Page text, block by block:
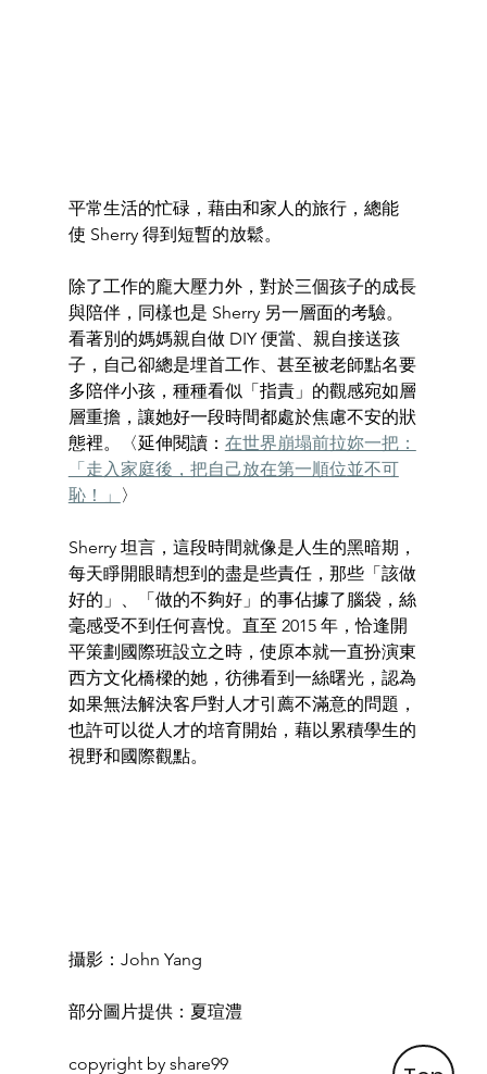
平常生活的忙碌，藉由和家人的旅行，總能
使 Sherry 得到短暫的放鬆。
除了工作的龐大壓力外，對於三個孩子的成長
與陪伴，同樣也是 Sherry 另一層面的考驗。
看著別的媽媽親自做 DIY 便當、親自接送孩
子，自己卻總是埋首工作、甚至被老師點名要
多陪伴小孩，種種看似「指責」的觀感宛如層
層重擔，讓她好一段時間都處於焦慮不安的狀
態裡。〈延伸閱讀： 在世界崩塌前拉妳一把：
「走入家庭後，把自己放在第一順位並不可
恥！」 〉
Sherry 坦言，這段時間就像是人生的黑暗期，
每天睜開眼睛想到的盡是些責任，那些「該做
好的」、「做的不夠好」的事佔據了腦袋，絲
毫感受不到任何喜悅。直至 2015 年，恰逢開
平策劃國際班設立之時，使原本就一直扮演東
西方文化橋樑的她，彷彿看到一絲曙光，認為
如果無法解決客戶對人才引薦不滿意的問題，
也許可以從人才的培育開始，藉以累積學生的
視野和國際觀點。
攝影：John Yang
部分圖片提供：夏瑄澧
copyright by share99